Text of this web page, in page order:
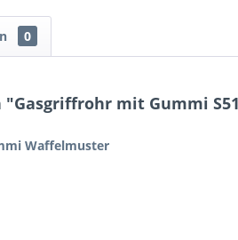
0
mit Gummi
Waffelmuster